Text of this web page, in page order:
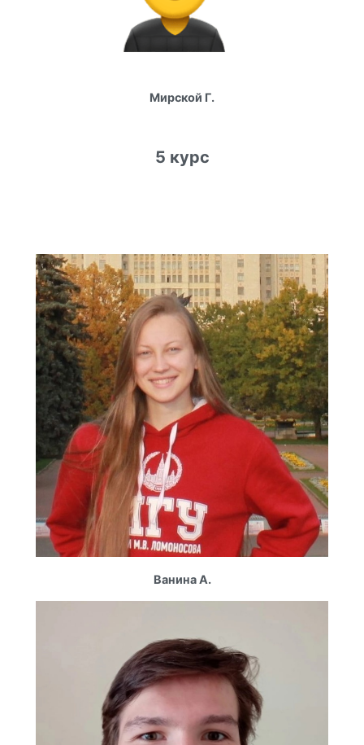
Мирской Г.
5 курс
Ванина А.